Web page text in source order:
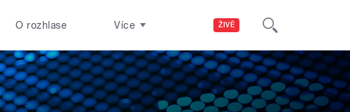
ŽIVĚ
O rozhlase Více